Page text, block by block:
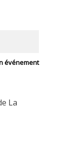
événement
La